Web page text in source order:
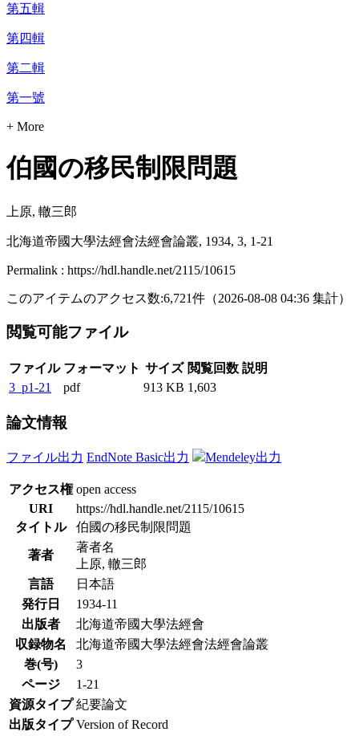
第五輯
第四輯
第二輯
第一號
+ More
伯國の移民制限問題
上原, 轍三郎
北海道帝國大學法經會法經會論叢, 1934, 3, 1-21
Permalink : https://hdl.handle.net/2115/10615
このアイテムのアクセス数:6,721件 （2026-08-08 04:36 集計）
閲覧可能ファイル
ファイル フォーマット サイズ 閲覧回数 説明
3_p1-21
pdf 913 KB 1,603
論文情報
ファイル出力 EndNote Basic出力 Mendeley出力
アクセス権 open access
URI
https://hdl.handle.net/2115/10615
タイトル
伯國の移民制限問題
著者
著者名
上原, 轍三郎
言語
日本語
発行日
1934-11
出版者
北海道帝國大學法經會
収録物名
北海道帝國大學法經會法經會論叢
巻(号)
3
ページ
1-21
資源タイプ 紀要論文
出版タイプ Version of Record